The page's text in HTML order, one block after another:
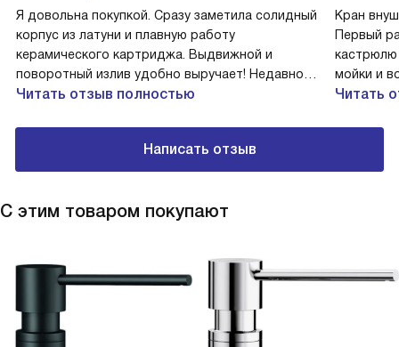
Я довольна покупкой. Сразу заметила солидный
корпус из латуни и плавную работу
керамического картриджа. Выдвижной и
поворотный излив удобно выручает! Недавно
мыла большой сотейник — шланг довёл воду
пригодился, когда поливала высокую вазу —
наливать проще, нет брызг благодаря
аэратору. Монтаж прошёл без проблем: гибкая
без подтёков.
Читать отзыв полностью
Кран
Первый
мойки и
кнопка
рычага
общем
Читать
Написать отзыв
С этим товаром покупают